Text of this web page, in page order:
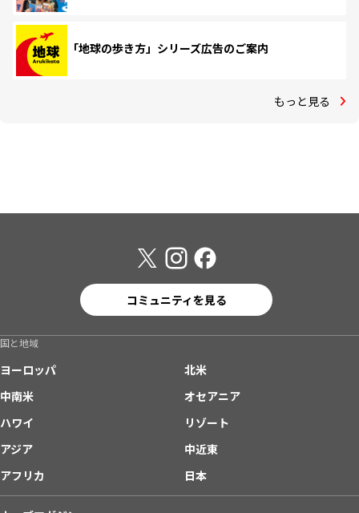
「地球の歩き方」シリーズ広告のご案内
もっと見る
コミュニティを見る
国と地域
ヨーロッパ
北米
中南米
オセアニア
ハワイ
リゾート
アジア
中近東
アフリカ
日本